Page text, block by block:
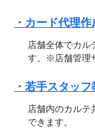
・カード代理
店舗全体でカル
す。※店舗管理
・若手スタッ
店舗内のカルテ
できます。